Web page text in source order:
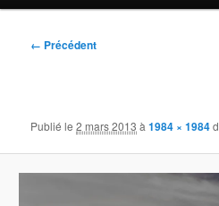
Navigation
← Précédent
Publié le2 mars 2013 à1984 × 1984